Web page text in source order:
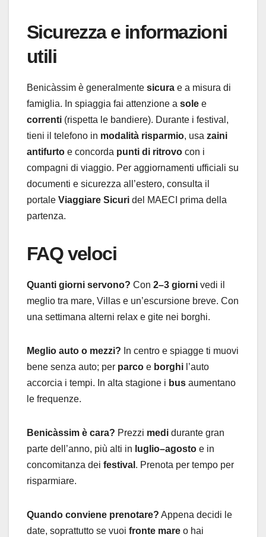
Sicurezza e informazioni
utili
Benicàssim è generalmente sicura e a misura di
famiglia. In spiaggia fai attenzione a sole e
correnti (rispetta le bandiere). Durante i festival,
tieni il telefono in modalità risparmio, usa zaini
antifurto e concorda punti di ritrovo con i
compagni di viaggio. Per aggiornamenti ufficiali su
documenti e sicurezza all’estero, consulta il
portale Viaggiare Sicuri del MAECI prima della
partenza.
FAQ veloci
Quanti giorni servono? Con 2–3 giorni vedi il
meglio tra mare, Villas e un’escursione breve. Con
una settimana alterni relax e gite nei borghi.
Meglio auto o mezzi? In centro e spiagge ti muovi
bene senza auto; per parco e borghi l’auto
accorcia i tempi. In alta stagione i bus aumentano
le frequenze.
Benicàssim è cara? Prezzi medi durante gran
parte dell’anno, più alti in luglio–agosto e in
concomitanza dei festival . Prenota per tempo per
risparmiare.
Quando conviene prenotare? Appena decidi le
date, soprattutto se vuoi fronte mare o hai